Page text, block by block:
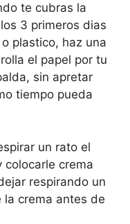
te cubras la
3 primeros dias
plastico, haz una
el papel por tu
sin apretar
tiempo pueda
un rato el
crema
respirando un
la crema antes de